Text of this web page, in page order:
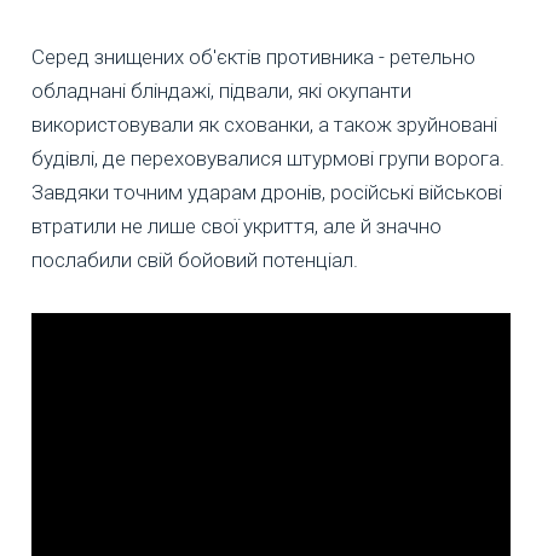
Серед знищених об'єктів противника - ретельно
обладнані бліндажі, підвали, які окупанти
використовували як схованки, а також зруйновані
будівлі, де переховувалися штурмові групи ворога.
Завдяки точним ударам дронів, російські військові
втратили не лише свої укриття, але й значно
послабили свій бойовий потенціал.